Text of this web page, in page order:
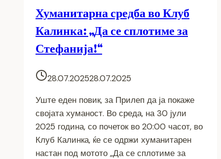
Хуманитарна средба во Клуб
Калинка: „Да се сплотиме за
Стефанија!“
28.07.202528.07.2025
Уште еден повик, за Прилеп да ја покаже
својата хуманост. Во среда, на 30 јули
2025 година, со почеток во 20:00 часот, во
Клуб Калинка, ќе се одржи хуманитарен
настан под мотото „Да се сплотиме за